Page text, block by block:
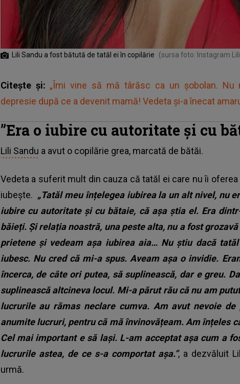
Lili Sandu a fost bătută de tatăl ei în copilărie (sursa foto: Instagram
Citește și: „Îmi vine să mă târăsc ca un șobolan. Nu
depresie după ce a devenit mamă! Vedeta și-a înecat
”Era o iubire cu autoritate și cu
Lili Sandu a avut o copilărie grea, marcată de bătăi.
Vedeta a suferit mult din cauza că tatăl ei care nu îi
iubește. „Tatăl meu înțelegea iubirea la un alt nivel, nu
iubire cu autoritate și cu bătaie, că așa știa el. Era
băieți. Și relația noastră, una peste alta, nu a fost
prietene și vedeam așa iubirea aia… Nu știu dacă
iubesc. Nu cred că mi-a spus. Aveam așa o invidie.
încerca, de câte ori putea, să suplinească, dar e greu.
suplinească altcineva locul. Mi-a părut rău că nu am
lucrurile au rămas neclare cumva. Am avut nevoie
anumite lucruri, pentru că mă învinovățeam. Am înțeles
Cel mai important e să lași. L-am acceptat așa cum a
lucrurile astea, de ce s-a comportat așa.”, a dezvăluit
urmă.